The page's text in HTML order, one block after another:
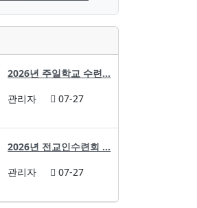
2026년 주일학교 수련…
관리자
07-27
2026년 전교인수련회 …
관리자
07-27